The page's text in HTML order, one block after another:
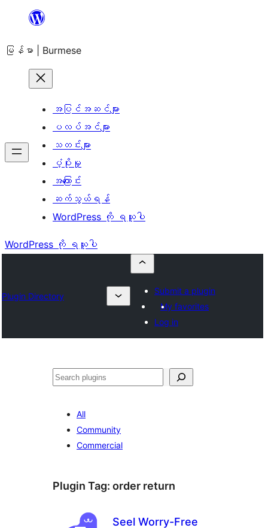
အကြောင်းအရာ
ကျော်သွား
မြန်မာ | Burmese
အပြင်အဆင်များ
ပလပ်အင်များ
သတင်းများ
ပံ့ပိုးမှု
အကြောင်း
ဆက်သွယ်ရန်
WordPress ကို ရယူပါ
WordPress ကို ရယူပါ
Plugin Directory
Submit a plugin
My favorites
Log in
ရှာ
All
Community
Commercial
Plugin Tag: order return
Seel Worry-Free